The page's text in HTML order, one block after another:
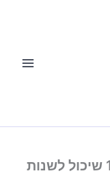
הרגל יומיומי פשוט של בני 100 שיכול לשנות